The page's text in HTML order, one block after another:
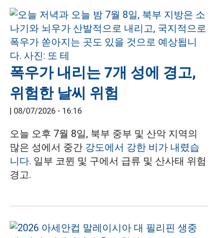
폭우가 내리는 7개 성에 경고,
위험한 날씨 위험
08/07/2026 - 16:16
오늘 오후 7월 8일, 북부 중부 및 산악 지역의
많은 성에서 중간 강도에서 강한 비가 내렸습
니다. 일부 코뮌 및 구에서 급류 및 산사태 위험
경고.